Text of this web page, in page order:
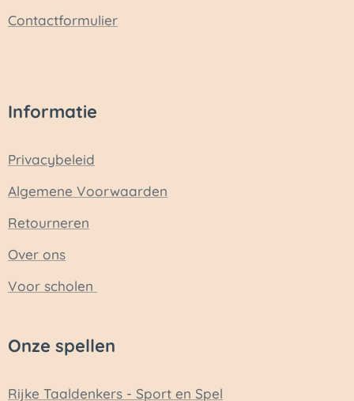
Contactformulier
Informatie
Privacybeleid
Algemene Voorwaarden
Retourneren
Over ons
Voor scholen
Onze spellen
Rijke Taaldenkers - Sport en Spel